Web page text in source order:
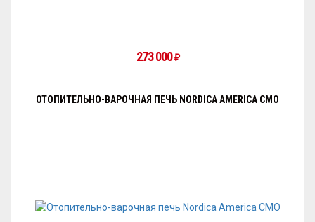
273 000₽
ОТОПИТЕЛЬНО-ВАРОЧНАЯ ПЕЧЬ NORDICA AMERICA CMO